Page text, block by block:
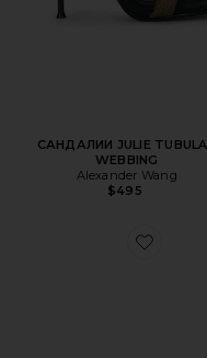
САНДАЛИИ JULIE
WEBBING
Alexander Wang
$495
Favorite